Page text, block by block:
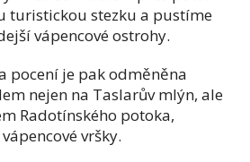
turistickou stezku a pustíme
vápencové ostrohy.
pocení je pak odměněna
nejen na Taslarův mlýn, ale
Radotínského potoka,
vršky.